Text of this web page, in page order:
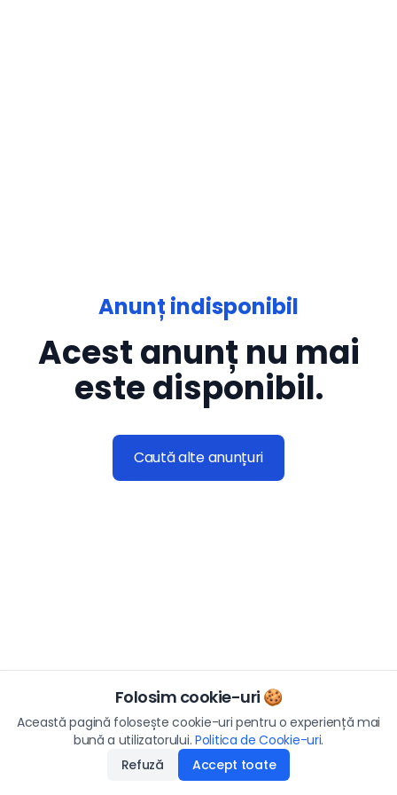
Anunț indisponibil
Acest anunț nu mai
este disponibil.
Caută alte anunțuri
Folosim cookie-uri 🍪
Această pagină folosește cookie-uri pentru o experiență mai
bună a utilizatorului. Politica de Cookie-uri.
Refuză
Accept toate